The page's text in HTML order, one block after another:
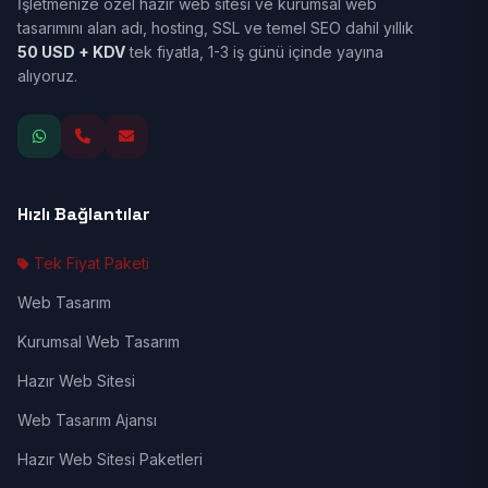
İşletmenize özel hazır web sitesi ve kurumsal web
tasarımını alan adı, hosting, SSL ve temel SEO dahil yıllık
50 USD + KDVtek fiyatla, 1-3 iş günü içinde yayına
alıyoruz.
Hızlı Bağlantılar
Tek Fiyat Paketi
Web Tasarım
Kurumsal Web Tasarım
Hazır Web Sitesi
Web Tasarım Ajansı
Hazır Web Sitesi Paketleri